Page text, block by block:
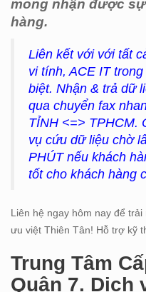
mong nhận được
hàng.
Liên kết với với tất
vi tính, ACE IT
biệt. Nhận & trả dữ
qua chuyển fax
TỈNH <=> TPHCM.
vụ cứu dữ liệu chờ
PHÚT nếu khách
tốt cho khách hàng
Liên hệ ngay hôm nay để
ưu việt Thiên Tân! Hỗ trợ kỹ
Trung Tâm
Quận 7. Dịch